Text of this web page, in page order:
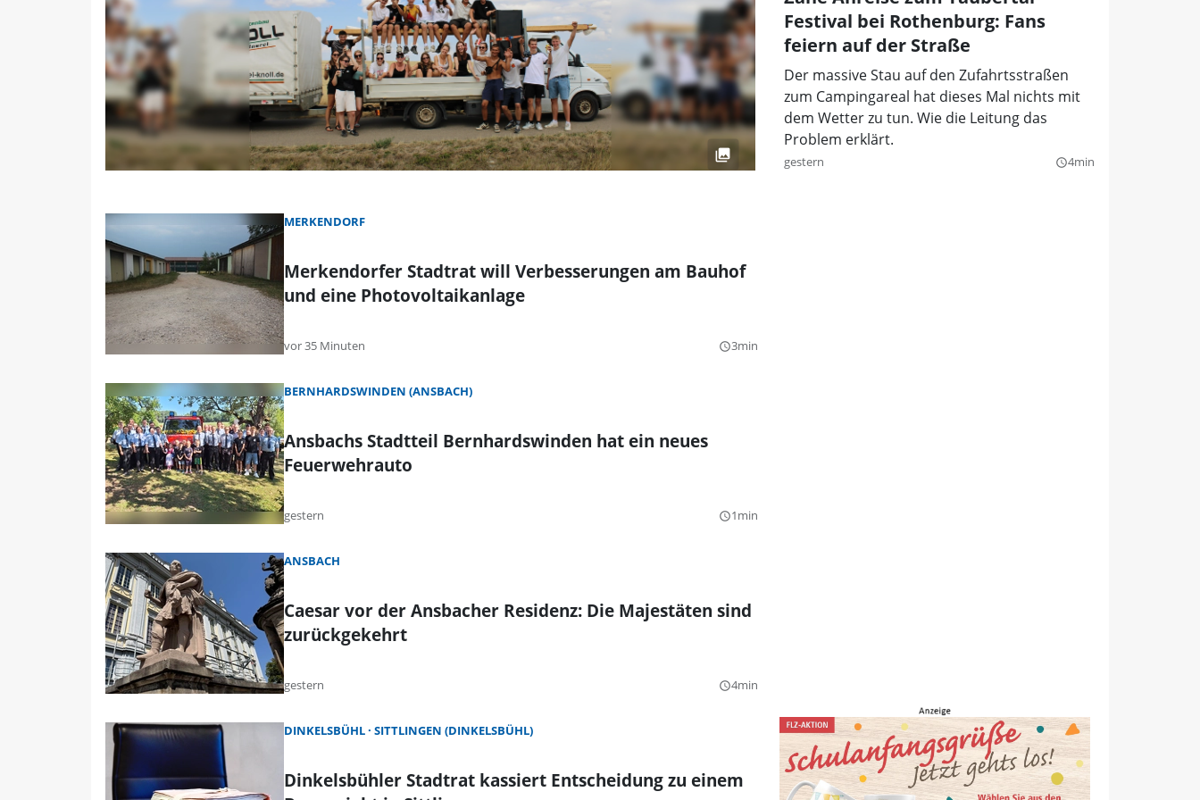
Festival bei Rothenburg: Fans
feiern auf der Straße
Der massive Stau auf den Zufahrtsstraßen
zum Campingareal hat dieses Mal nichts mit
dem Wetter zu tun. Wie die Leitung das
Problem erklärt.
gestern query_builder4min
MERKENDORF
Merkendorfer Stadtrat will Verbesserungen am Bauhof
und eine Photovoltaikanlage
vor 35 Minuten query_builder3min
BERNHARDSWINDEN (ANSBACH)
Ansbachs Stadtteil Bernhardswinden hat ein neues
Feuerwehrauto
gestern query_builder1min
ANSBACH
Caesar vor der Ansbacher Residenz: Die Majestäten sind
zurückgekehrt
gestern query_builder4min
DINKELSBÜHL SITTLINGEN (DINKELSBÜHL)
Dinkelsbühler Stadtrat kassiert Entscheidung zu einem